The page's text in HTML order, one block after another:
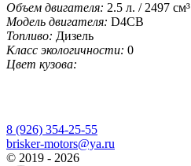
Объем двигателя: 2.5 л. / 2497 см³
Модель двигателя: D4СB
Топливо: Дизель
Класс экологичности: 0
Цвет кузова:
8 (926) 354-25-55
brisker-motors@ya.ru
© 2019 - 2026